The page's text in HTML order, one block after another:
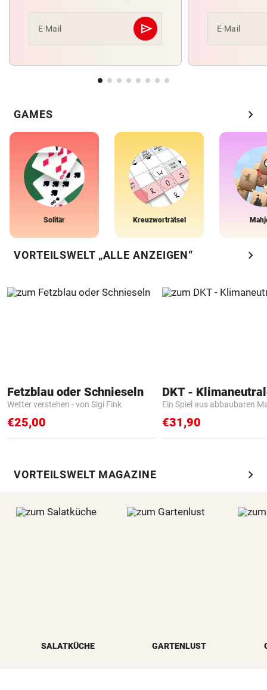
E-Mail send
Abschicken E-Mail
GAMES chevron_right
Solitär Kreuzworträtsel
VORTEILSWELT „ALLE ANZEIGEN“ chevron_right
Fetzblau oder Schnieseln
Wetter verstehen - von Sigi Fink
€25,00
Ein Spiel aus abbaubaren
€31,90
VORTEILSWELT MAGAZINE chevron_right
SALATKÜCHE GARTENLUST